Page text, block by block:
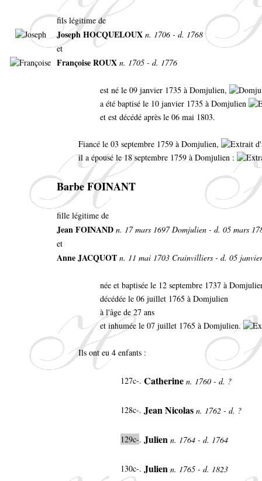
fils légitime de
Joseph HOCQUELOUX n. 1706 - d. 1768
et
Françoise ROUX n. 1705 - d. 1776
est né le 09 janvier 1735 à Domjulien,
a été baptisé le 10 janvier 1735 à Domjulien
et est décédé après le 06 mai 1803.
Fiancé le 03 septembre 1759 à Domjulien,
il a épousé le 18 septembre 1759 à Domjulien :
Barbe FOINANT
fille légitime de
Jean FOINAND n. 17 mars 1697 Domjulien - d. 05 mars
et
Anne JACQUOT n. 11 mai 1703 Crainvilliers - d. 05
née et baptisée le 12 septembre 1737 à
décédée le 06 juillet 1765 à Domjulien
à l'âge de 27 ans
et inhumée le 07 juillet 1765 à Domjulien.
Ils ont eu 4 enfants :
127c-. Catherine n. 1760 - d. ?
128c-. Jean Nicolas n. 1762 - d. ?
129c-. Julien n. 1764 - d. 1764
130c-. Julien n. 1765 - d. 1823